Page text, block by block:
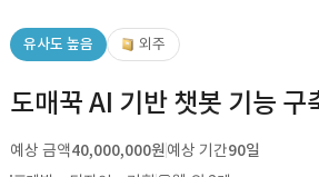
유사도 높음 외주
도매꾹 AI 기반 챗봇 기능 구
예상 금액40,000,000원예상 기간90일